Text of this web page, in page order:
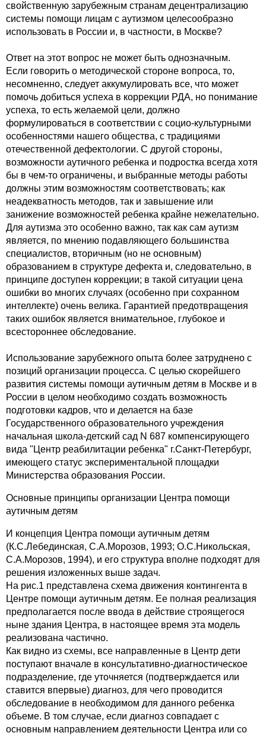
свойственную зарубежным странам децентрализацию
системы помощи лицам с аутизмом целесообразно
использовать в России и, в частности, в Москве?
Ответ на этот вопрос не может быть однозначным.
Если говорить о методической стороне вопроса, то,
несомненно, следует аккумулировать все, что может
помочь добиться успеха в коррекции РДА, но понимание
успеха, то есть желаемой цели, должно
формулироваться в соответствии с социо-культурными
особенностями нашего общества, с традициями
отечественной дефектологии. С другой стороны,
возможности аутичного ребенка и подростка всегда хотя
бы в чем-то ограничены, и выбранные методы работы
должны этим возможностям соответствовать; как
неадекватность методов, так и завышение или
занижение возможностей ребенка крайне нежелательно.
Для аутизма это особенно важно, так как сам аутизм
является, по мнению подавляющего большинства
специалистов, вторичным (но не основным)
образованием в структуре дефекта и, следовательно, в
принципе доступен коррекции; в такой ситуации цена
ошибки во многих случаях (особенно при сохранном
интеллекте) очень велика. Гарантией предотвращения
таких ошибок является внимательное, глубокое и
всестороннее обследование.
Использование зарубежного опыта более затруднено с
позиций организации процесса. С целью скорейшего
развития системы помощи аутичным детям в Москве и в
России в целом необходимо создать возможность
подготовки кадров, что и делается на базе
Государственного образовательного учреждения
начальная школа-детский сад N 687 компенсирующего
вида "Центр реабилитации ребенка" г.Санкт-Петербург,
имеющего статус экспериментальной площадки
Министерства образования России.
Основные принципы организации Центра помощи
аутичным детям
И концепция Центра помощи аутичным детям
(К.С.Лебединская, С.А.Морозов, 1993; О.С.Никольская,
С.А.Морозов, 1994), и его структура вполне подходят для
решения изложенных выше задач.
На рис.1 представлена схема движения контингента в
Центре помощи аутичным детям. Ее полная реализация
предполагается после ввода в действие строящегося
ныне здания Центра, в настоящее время эта модель
реализована частично.
Как видно из схемы, все направленные в Центр дети
поступают вначале в консультативно-диагностическое
подразделение, где уточняется (подтверждается или
ставится впервые) диагноз, для чего проводится
обследование в необходимом для данного ребенка
объеме. В том случае, если диагноз совпадает с
основным направлением деятельности Центра или со